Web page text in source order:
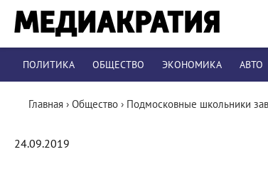
ПОЛИТИКА ОБЩЕСТВО ЭКОНОМИКА АВТО
Главная › Общество › Подмосковные школьники
24.09.2019